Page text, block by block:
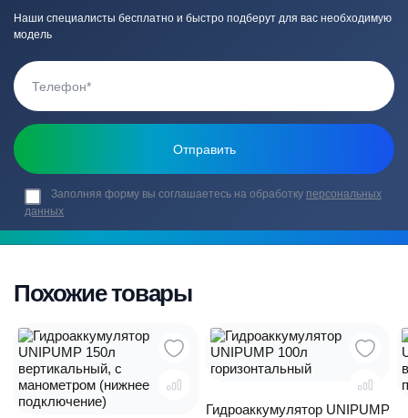
Наши специалисты бесплатно и быстро подберут для вас необходимую
модель
Заполняя форму вы соглашаетесь на обработку персональных
данных
Похожие товары
Гидроаккумулятор UNIPUMP